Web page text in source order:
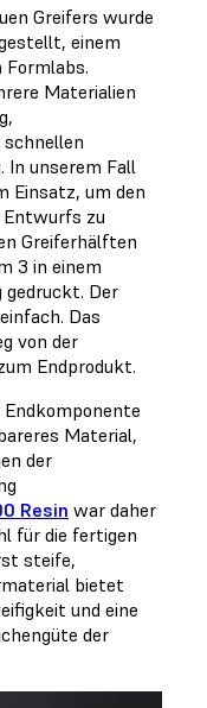
Greifers wurde
einem
Formlabs.
Materialien
schnellen
In unserem Fall
Einsatz, um den
zu
Greiferhälften
3 in einem
gedruckt. Der
Das
von der
Endprodukt.
Endkomponente
Material,
der
Resin war daher
für die fertigen
steife,
bietet
und eine
der